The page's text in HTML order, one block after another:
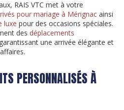
RAIS VTC met à votre
pour mariage à Mérignac ainsi
luxe pour des occasions spéciales.
des déplacements
une arrivée élégante et
PERSONNALISÉS À